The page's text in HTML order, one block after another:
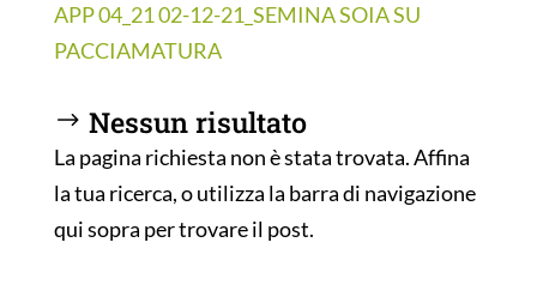
APP 04_21 02-12-21_SEMINA SOIA SU
PACCIAMATURA
Nessun risultato
La pagina richiesta non è stata trovata. Affina
la tua ricerca, o utilizza la barra di navigazione
qui sopra per trovare il post.